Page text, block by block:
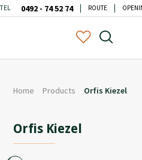
TEL 0492 - 74 52 74 ROUTE
Home Products Orfis Kiezel
Orfis Kiezel